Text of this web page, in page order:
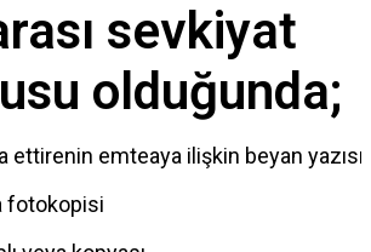
sevkiyat
olduğunda;
ettirenin emteaya ilişkin beyan yazısı
fotokopisi